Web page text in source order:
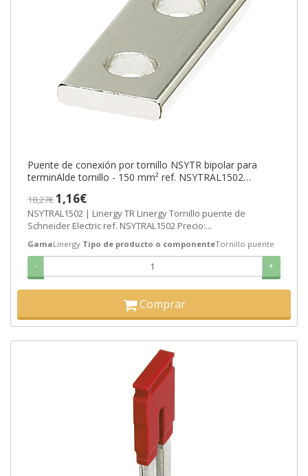
Puente de conexión por tornillo NSYTR bipolar para
terminAlde tornillo - 150 mm² ref. NSYTRAL1502
18,27€1,16€
NSYTRAL1502 | Linergy TR Linergy Tornillo puente de
Schneider Electric ref. NSYTRAL1502 Precio:...
GamaLinergy Tipo de producto o componenteTornillo puente
- +
Comprar